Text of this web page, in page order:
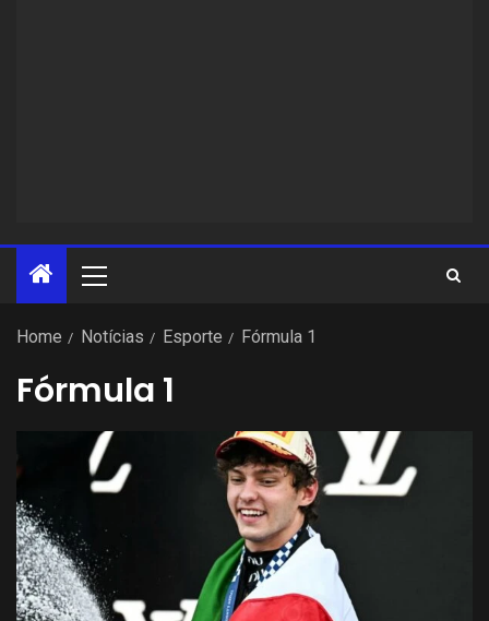
Home Notícias Esporte Fórmula 1
Fórmula 1